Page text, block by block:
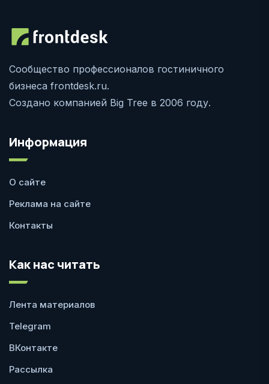
Сообщество профессионалов гостиничного
бизнеса frontdesk.ru.
Создано компанией Big Tree в 2006 году.
Информация
О сайте
Реклама на сайте
Контакты
Как нас читать
Лента материалов
Telegram
ВКонтакте
Рассылка